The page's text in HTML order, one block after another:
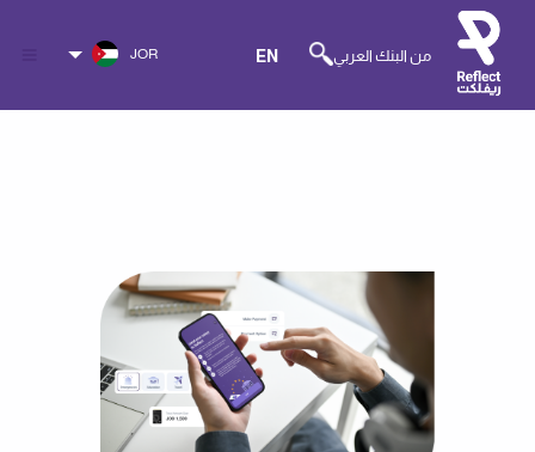
من البنك العربي EN
JOR